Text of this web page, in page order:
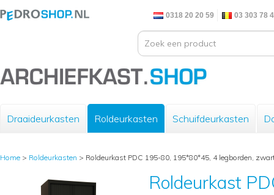
0318 20 20 59 03 303 78
Draaideurkasten Roldeurkasten Schuifdeurkasten
Home > Roldeurkasten > Roldeurkast PDC 195-80, 195*80*45, 4 legborden,
Roldeurkast